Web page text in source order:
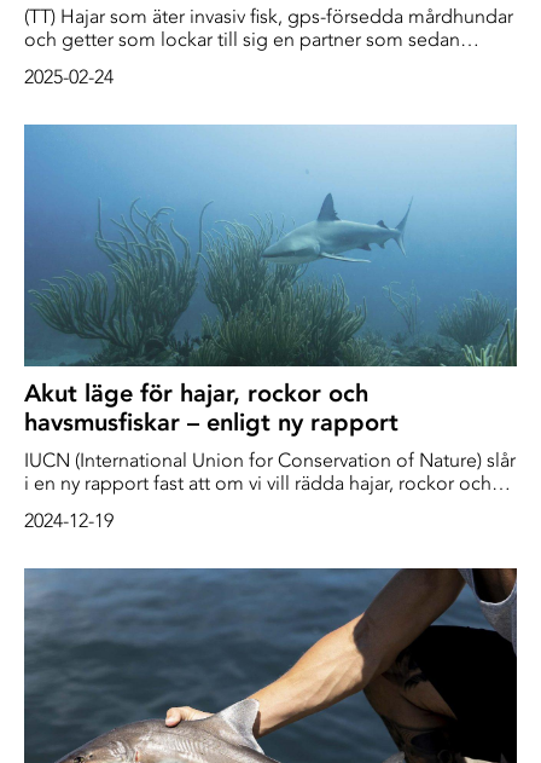
(TT) Hajar som äter invasiv fisk, gps-försedda mårdhundar
och getter som lockar till sig en partner som sedan
natur eller andra djur. Men är det etiskt försvarbart? Nja,
2025-02-24
Akut läge för hajar, rockor och
havsmusfiskar – enligt ny rapport
IUCN (International Union for Conservation of Nature) slår
i en ny rapport fast att om vi vill rädda hajar, rockor och
bifångsterna.
2024-12-19